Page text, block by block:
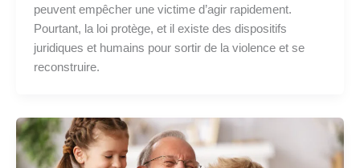
peuvent empêcher une victime d’agir rapidement.
Pourtant, la loi protège, et il existe des dispositifs
juridiques et humains pour sortir de la violence et se
reconstruire.